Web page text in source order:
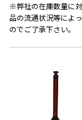
※弊社の在庫数量に
品の流通状況等によ
のでご了承下さい。